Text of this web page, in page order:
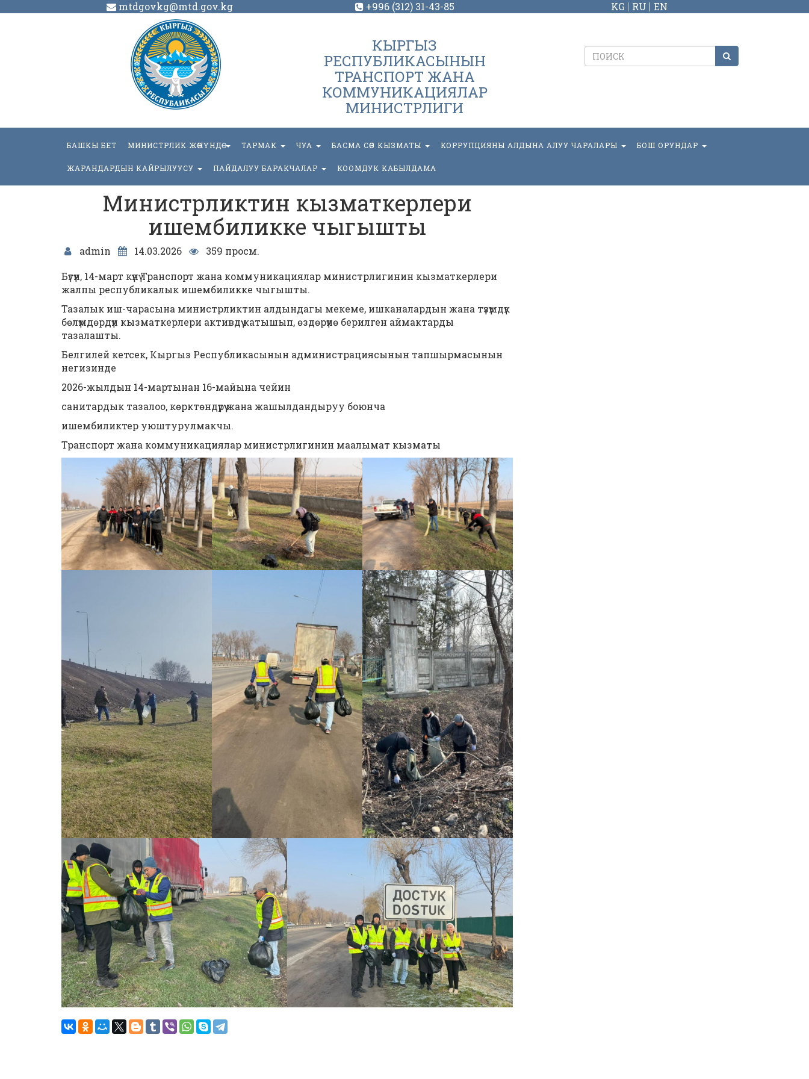
mtdgovkg@mtd.gov.kg +996 (312) 31-43-85 KG RU EN
КЫРГЫЗ
РЕСПУБЛИКАСЫНЫН
ТРАНСПОРТ ЖАНА
КОММУНИКАЦИЯЛАР
МИНИСТРЛИГИ
БАШКЫ БЕТ МИНИСТРЛИК ЖӨНҮНДӨ ТАРМАК ЧУА БАСМА СӨЗ КЫЗМАТЫ КОРРУПЦИЯНЫ АЛДЫНА АЛУУ ЧАРАЛАРЫ БОШ ОРУНДАР
ЖАРАНДАРДЫН КАЙРЫЛУУСУ ПАЙДАЛУУ БАРАКЧАЛАР КООМДУК КАБЫЛДАМА
Министрликтин кызматкерлери
ишембиликке чыгышты
admin 14.03.2026
359 просм.
Бүгүн, 14-март күнү Транспорт жана коммуникациялар министрлигинин кызматкерлери
жалпы республикалык ишембиликке чыгышты.
Тазалык иш-чарасына министрликтин алдындагы мекеме, ишканалардын жана түзүмдүк
бөлүмдөрдүн кызматкерлери активдүү катышып, өздөрүнө берилген аймактарды
тазалашты.
Белгилей кетсек, Кыргыз Республикасынын администрациясынын тапшырмасынын
негизинде
2026-жылдын 14-мартынан 16-майына чейин
санитардык тазалоо, көрктөндүрүү жана жашылдандыруу боюнча
ишембиликтер уюштурулмакчы.
Транспорт жана коммуникациялар министрлигинин маалымат кызматы